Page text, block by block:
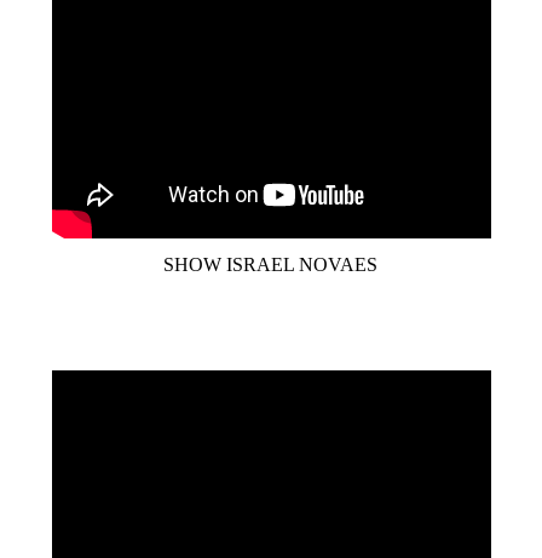
SHOW ISRAEL NOVAES